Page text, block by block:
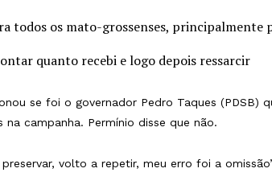
todos os mato-grossenses, principalmente
quanto recebi e logo depois ressarcir
se foi o governador Pedro Taques (PDSB)
campanha. Permínio disse que não.
volto a repetir, meu erro foi a